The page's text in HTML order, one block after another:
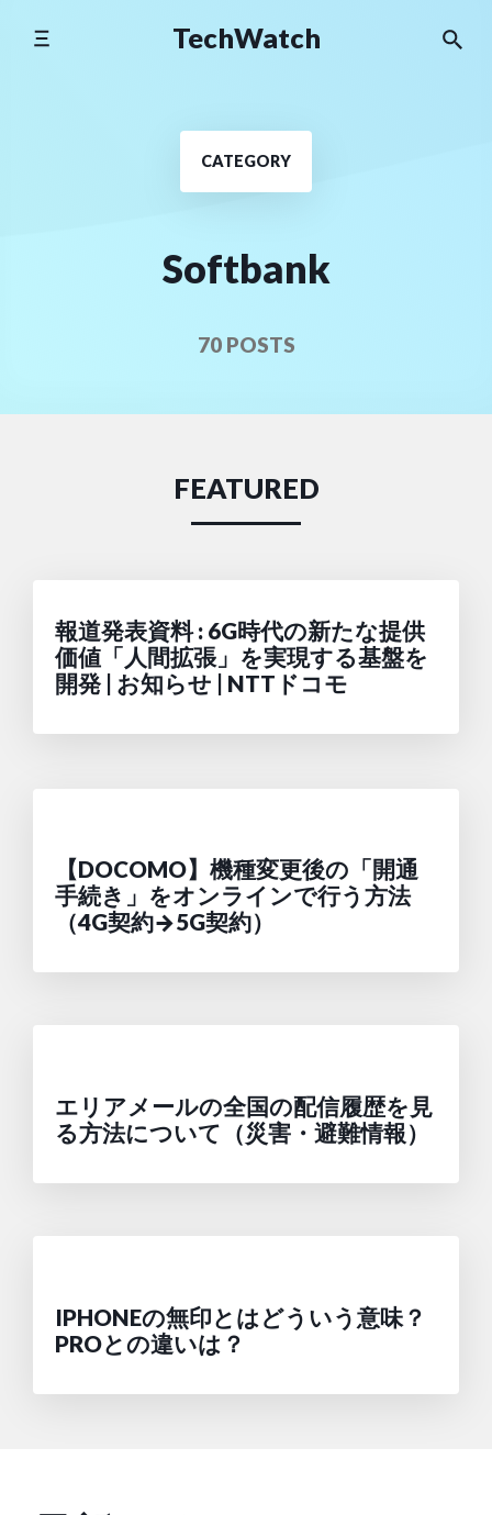
TechWatch
CATEGORY
Softbank
70 POSTS
FEATURED
報道発表資料 : 6G時代の新たな提供
価値「人間拡張」を実現する基盤を
開発 | お知らせ | NTTドコモ
【DOCOMO】機種変更後の「開通
手続き」をオンラインで行う方法
（4G契約→5G契約）
エリアメールの全国の配信履歴を見
る方法について（災害・避難情報）
IPHONEの無印とはどういう意味？
PROとの違いは？